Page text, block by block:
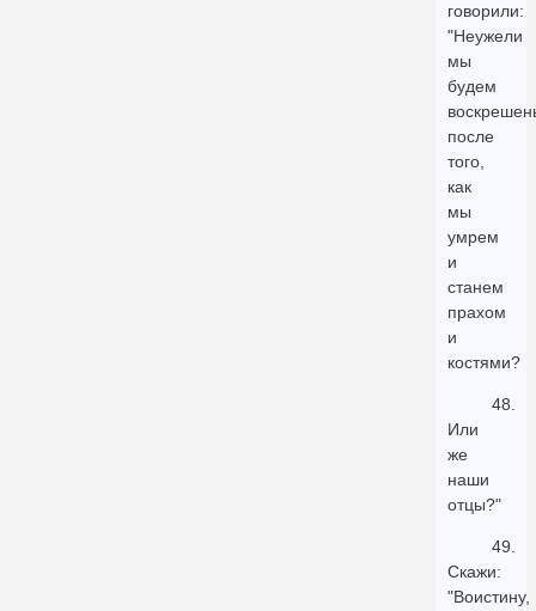
говорили:
"Неужели
мы
будем
после
того,
как
мы
умрем
и
станем
прахом
и
костями?
48.
Или
же
наши
отцы?"
49.
Скажи:
"Воистину,